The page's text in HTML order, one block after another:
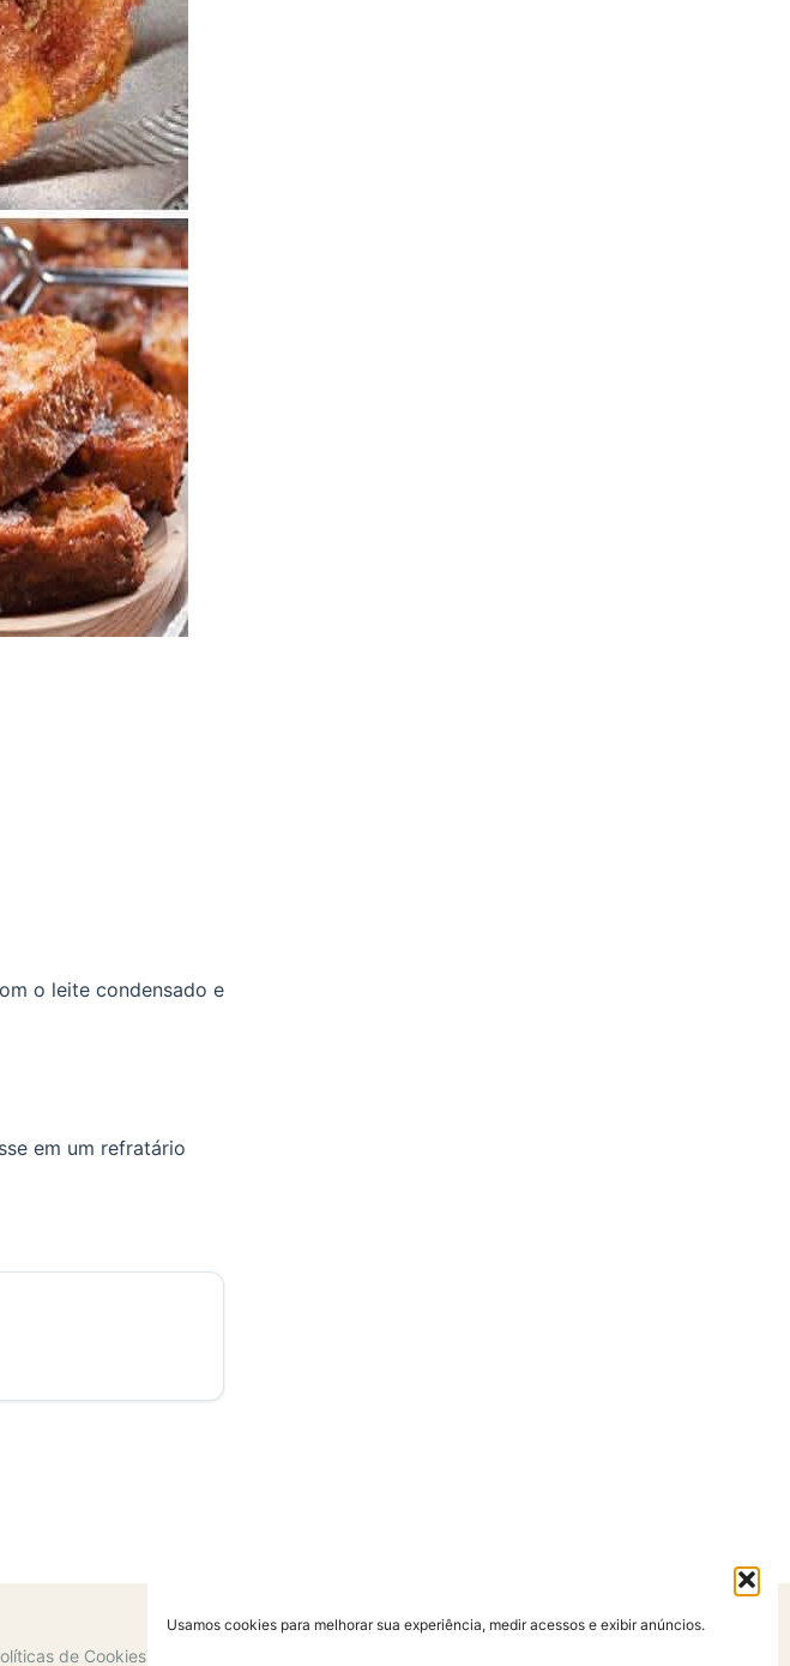
Usamos cookies para melhorar sua experiência, medir acessos e exibir anúncios.
o leite condensado e
em um refratário
de CookiesTermos de Uso